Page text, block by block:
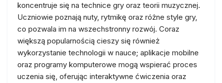
koncentruje się na technice gry oraz teorii muzycznej.
Uczniowie poznają nuty, rytmikę oraz różne style gry,
co pozwala im na wszechstronny rozwój. Coraz
większą popularnością cieszy się również
wykorzystanie technologii w nauce; aplikacje mobilne
oraz programy komputerowe mogą wspierać proces
uczenia się, oferując interaktywne ćwiczenia oraz